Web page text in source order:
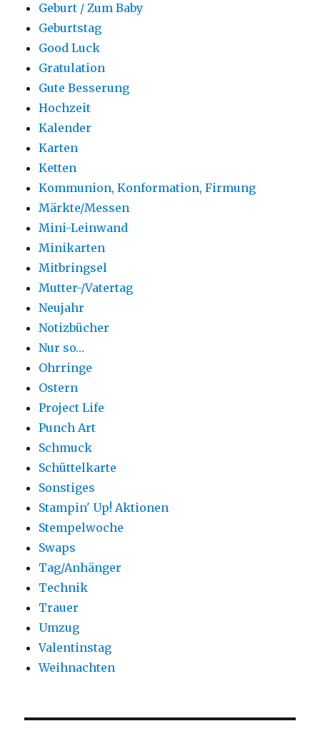
Geburt / Zum Baby
Geburtstag
Good Luck
Gratulation
Gute Besserung
Hochzeit
Kalender
Karten
Ketten
Kommunion, Konformation, Firmung
Märkte/Messen
Mini-Leinwand
Minikarten
Mitbringsel
Mutter-/Vatertag
Neujahr
Notizbücher
Nur so…
Ohrringe
Ostern
Project Life
Punch Art
Schmuck
Schüttelkarte
Sonstiges
Stampin' Up! Aktionen
Stempelwoche
Swaps
Tag/Anhänger
Technik
Trauer
Umzug
Valentinstag
Weihnachten